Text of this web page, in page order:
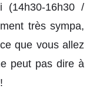
(14h30-16h30 /
très sympa,
que vous allez
peut pas dire à